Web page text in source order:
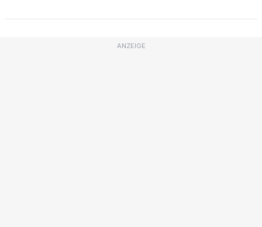
ANZEIGE